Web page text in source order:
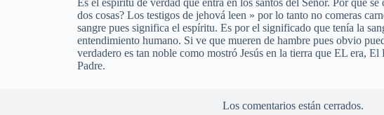
Es el espíritu de verdad que entra en los santos del Señor. Por que
dos cosas? Los testigos de jehová leen » por lo tanto no comeras
sangre pues significa el espíritu. Es por el significado que tenía la
entendimiento humano. Si ve que mueren de hambre pues obvio
verdadero es tan noble como mostró Jesús en la tierra que EL era,
Padre.
Los comentarios están cerrados.